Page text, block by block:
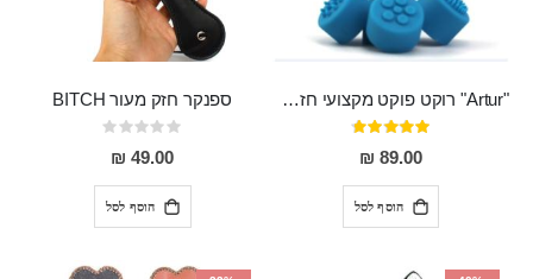
"Artur" רוקט פוקט מקצועי חזק במיוחד
דירוג:
95%
89.00 ₪
הוסף לסל
ספנקר חזק מעור BITCH
Rating:
0%
49.00 ₪
הוסף לסל